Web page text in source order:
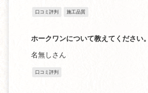
口コミ評判 施工品質
ホークワンについて教えてください。
名無しさん
口コミ評判